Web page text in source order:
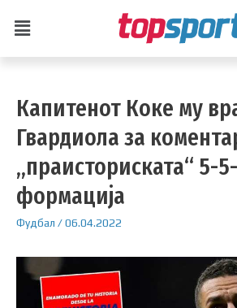
Капитенот Коке му
Гвардиола за
„праисториската“ 5-
формација
Фудбал /06.04.2022